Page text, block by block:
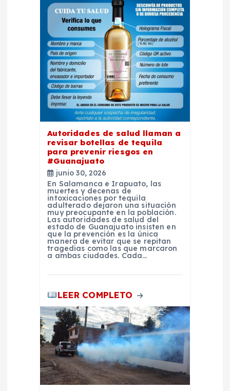
Autoridades de salud llaman a
revisar botellas de tequila
para prevenir riesgos en
#Guanajuato
junio 30, 2026
En Salamanca e Irapuato, las
muertes y decenas de
intoxicaciones por tequila
adulterado dejaron una situación
muy preocupante en la población.
Las autoridades de salud del
estado de Guanajuato insisten en
que la prevención es la única
manera de evitar que se repitan
tragedias como las que marcaron
a ambas ciudades. Cada…
LEER COMPLETO